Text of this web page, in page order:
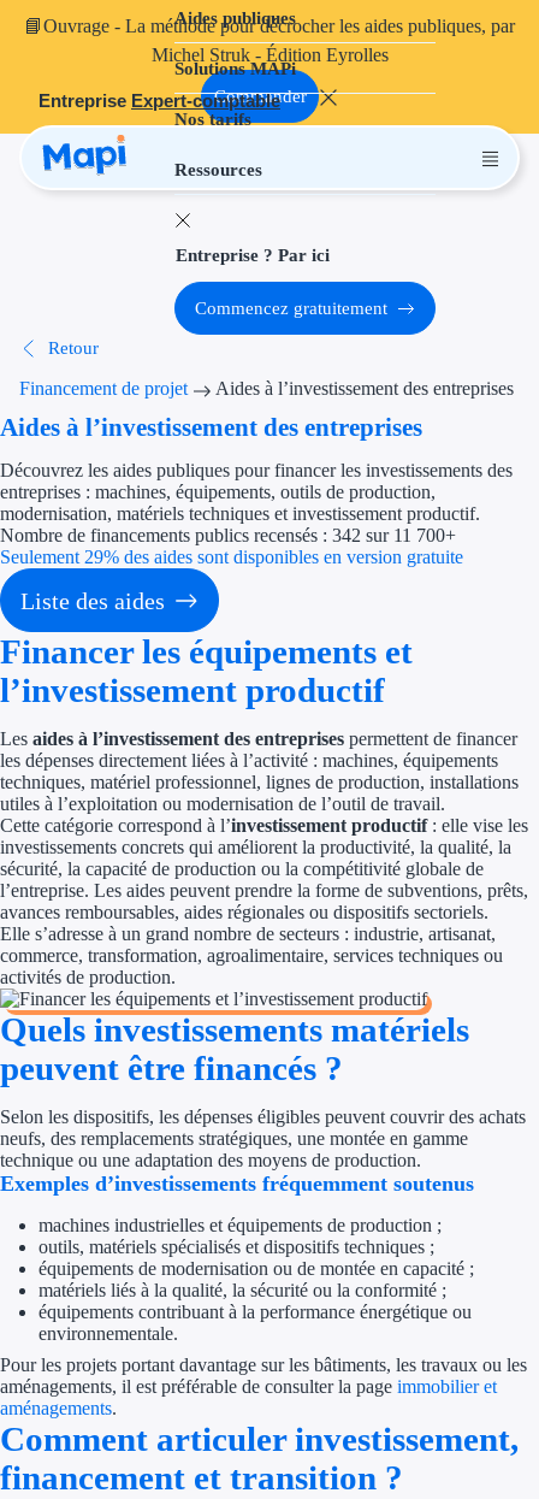
📘Ouvrage - La méthode pour décrocher les aides publiques, par
Michel Struk - Édition Eyrolles
Commander
Entreprise Expert-comptable
Aides publiques
Solutions MAPi
Nos tarifs
Ressources
Aides publiques
Projets finançables
Aides à
Thématiques
Financement
Transition
Transition
Étapes de vie
Création
Cession
Entreprise en
Aides
Type de financements
Aides sans
Concours
Réduction des
Investir dans
Aides Fiscales et
Crédits &
Exonération
Entreprise ? Par ici
Commencez gratuitement
Retour
Financement de projet Aides à l’investissement des entreprises
Aides à l’investissement des entreprises
Découvrez les aides publiques pour financer les investissements des
entreprises : machines, équipements, outils de production,
modernisation, matériels techniques et investissement productif.
Nombre de financements publics recensés : 342 sur 11 700+
Seulement 29% des aides sont disponibles en version gratuite
Liste des aides
Financer les équipements et
l’investissement productif
Les aides à l’investissement des entreprises permettent de financer
les dépenses directement liées à l’activité : machines, équipements
techniques, matériel professionnel, lignes de production, installations
utiles à l’exploitation ou modernisation de l’outil de travail.
Cette catégorie correspond à l’investissement productif: elle vise les
investissements concrets qui améliorent la productivité, la qualité, la
sécurité, la capacité de production ou la compétitivité globale de
l’entreprise. Les aides peuvent prendre la forme de subventions, prêts,
avances remboursables, aides régionales ou dispositifs sectoriels.
Elle s’adresse à un grand nombre de secteurs : industrie, artisanat,
commerce, transformation, agroalimentaire, services techniques ou
activités de production.
Quels investissements matériels
peuvent être financés ?
Selon les dispositifs, les dépenses éligibles peuvent couvrir des achats
neufs, des remplacements stratégiques, une montée en gamme
technique ou une adaptation des moyens de production.
Exemples d’investissements fréquemment soutenus
machines industrielles et équipements de production ;
outils, matériels spécialisés et dispositifs techniques ;
équipements de modernisation ou de montée en capacité ;
matériels liés à la qualité, la sécurité ou la conformité ;
équipements contribuant à la performance énergétique ou
environnementale.
Pour les projets portant davantage sur les bâtiments, les travaux ou les
aménagements, il est préférable de consulter la page immobilier et
aménagements.
Comment articuler investissement,
financement et transition ?